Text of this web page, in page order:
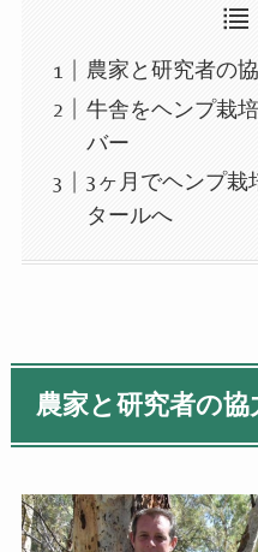
農家と研究者の
牛舎をヘンプ栽
バー
3ヶ月でヘンプ栽
タールへ
農家と研究者の